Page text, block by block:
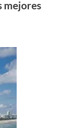
mejores